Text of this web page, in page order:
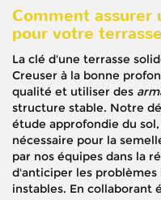
Comment assurer
pour votre
La clé d'une terrasse
Creuser à la bonne
qualité et utiliser des
structure stable. Notre
étude approfondie du
nécessaire pour la
par nos équipes dans la
d'anticiper les problèmes
instables. En collaborant